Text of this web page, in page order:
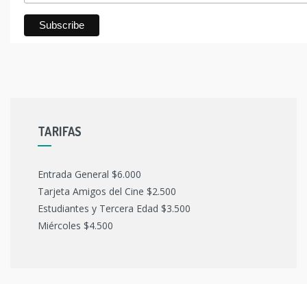
TARIFAS
Entrada General $6.000
Tarjeta Amigos del Cine $2.500
Estudiantes y Tercera Edad $3.500
Miércoles $4.500